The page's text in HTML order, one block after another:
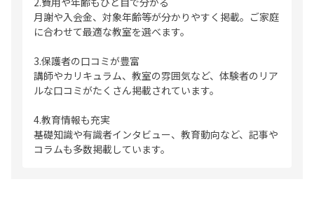
月謝や入会金、対象年齢等が分かりやすく掲載。ご家庭
に合わせて最適な教室を選べます。
3.保護者の口コミが豊富
講師やカリキュラム、教室の雰囲気など、体験者のリア
ルな口コミがたくさん掲載されています。
4.教育情報も充実
基礎知識や有識者インタビュー、教育動向など、記事や
コラムも多数掲載しています。